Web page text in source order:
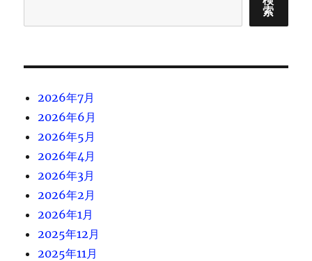
索
2026年7月
2026年6月
2026年5月
2026年4月
2026年3月
2026年2月
2026年1月
2025年12月
2025年11月